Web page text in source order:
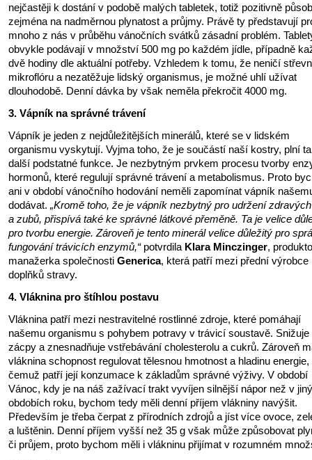
nejčastěji k dostání v podobě malých tabletek, totiž pozitivně
zejména na nadměrnou plynatost a průjmy. Právě ty představují
mnoho z nás v průběhu vánočních svátků zásadní problém.
obvykle podávají v množství 500 mg po každém jídle, případně
dvě hodiny dle aktuální potřeby. Vzhledem k tomu, že neničí
mikroflóru a nezatěžuje lidský organismus, je možné uhlí užívat
dlouhodobě. Denní dávka by však neměla překročit 4000 mg.
3. Vápník na správné trávení
Vápník je jeden z nejdůležitějších minerálů, které se v lidském
organismu vyskytují. Vyjma toho, že je součástí naší kostry, plní
další podstatné funkce. Je nezbytným prvkem procesu tvorby
hormonů, které regulují správné trávení a metabolismus. Proto
ani v období vánočního hodování neměli zapomínat vápník
dodávat. „Kromě toho, že je vápník nezbytný pro udržení
a zubů, přispívá také ke správné látkové přeměně. Ta je velice
pro tvorbu energie. Zároveň je tento minerál velice důležitý pro
fungování trávicích enzymů,“potvrdila Klara Minczinger,
manažerka společnosti Generica, která patří mezi přední výrobce
doplňků stravy.
4. Vláknina pro štíhlou postavu
Vláknina patří mezi nestravitelné rostlinné zdroje, které pomáhají
našemu organismu s pohybem potravy v trávicí soustavě. Snižuje
zácpy a znesnadňuje vstřebávání cholesterolu a cukrů. Zároveň
vláknina schopnost regulovat tělesnou hmotnost a hladinu
čemuž patří její konzumace k základům správné výživy. V období
Vánoc, kdy je na náš zažívací trakt vyvíjen silnější nápor než v
obdobích roku, bychom tedy měli denní příjem vlákniny navýšit.
Především je třeba čerpat z přírodních zdrojů a jíst více ovoce,
a luštěnin. Denní příjem vyšší než 35 g však může způsobovat
či průjem, proto bychom měli i vlákninu přijímat v rozumném